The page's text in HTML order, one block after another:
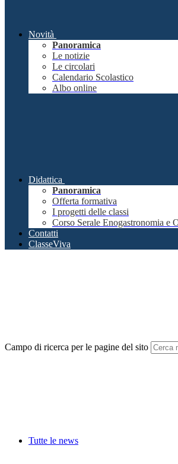
Novità
Panoramica
Le notizie
Le circolari
Calendario Scolastico
Albo online
Didattica
Panoramica
Offerta formativa
I progetti delle classi
Corso Serale Enogastronomia e
Contatti
ClasseViva
Campo di ricerca per le pagine del sito
Tutte le news